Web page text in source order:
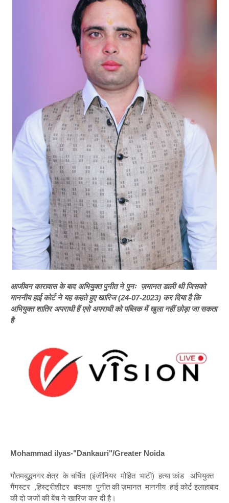
आजीवन कारावास के बाद अभियुक्त पुनीत ने पुनः ज़मानत डाली थी जिसको
माननीय हाई कोर्ट ने यह कहते हुए खारिज (24-07-2023) कर दिया है कि
अभियुक्त शातिर अपराधी हैं एसे अपराधी को पब्लिक में खुला नहीं छोड़ा जा सकता
है
Mohammad ilyas-"Dankauri"/Greater Noida
गौतमबुद्धनगर क्षेत्र के चर्चित (इंजीनियर मोहित भाटी) हत्या कांड अभियुक्त
गैंगस्टर ,हिस्ट्रीशीटर बदमाश पुनीत की ज़मानत माननीय हाई कोर्ट इलाहाबाद
की दो जजों की बेंच ने खारिज कर दी है।